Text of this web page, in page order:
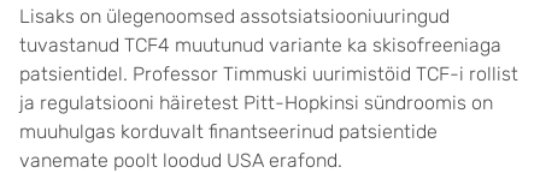
Lisaks on ülegenoomsed assotsiatsiooniuuringud
tuvastanud TCF4 muutunud variante ka skisofreeniaga
patsientidel. Professor Timmuski uurimistöid TCF-i rollist
ja regulatsiooni häiretest Pitt-Hopkinsi sündroomis on
muuhulgas korduvalt finantseerinud patsientide
vanemate poolt loodud USA erafond.